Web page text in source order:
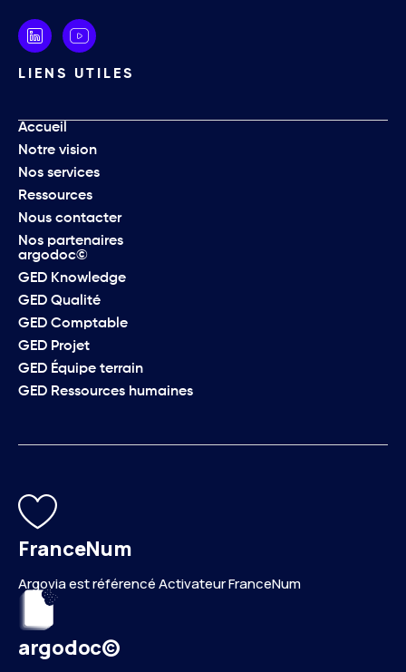
LIENS UTILES
Accueil
Notre vision
Nos services
Ressources
Nous contacter
Nos partenaires
argodoc©
GED Knowledge
GED Qualité
GED Comptable
GED Projet
GED Équipe terrain
GED Ressources humaines
FranceNum
Argovia est référencé Activateur FranceNum
argodoc©